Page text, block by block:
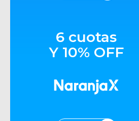
6 cuotas
Y 10% OFF